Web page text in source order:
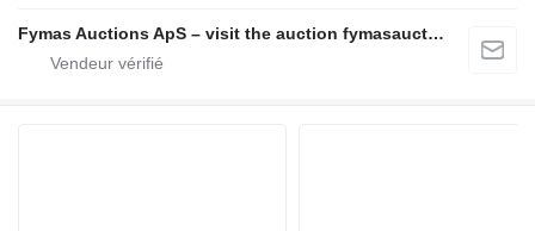
Fymas Auctions ApS – visit the auction fymasauctions.dk